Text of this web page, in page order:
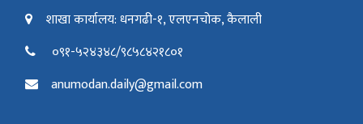
शाखा कार्यालय: धनगढी-१, एलएनचोक, कैलाली
०९१-५२४३४८/९८५८४२१८०१
anumodan.daily@gmail.com